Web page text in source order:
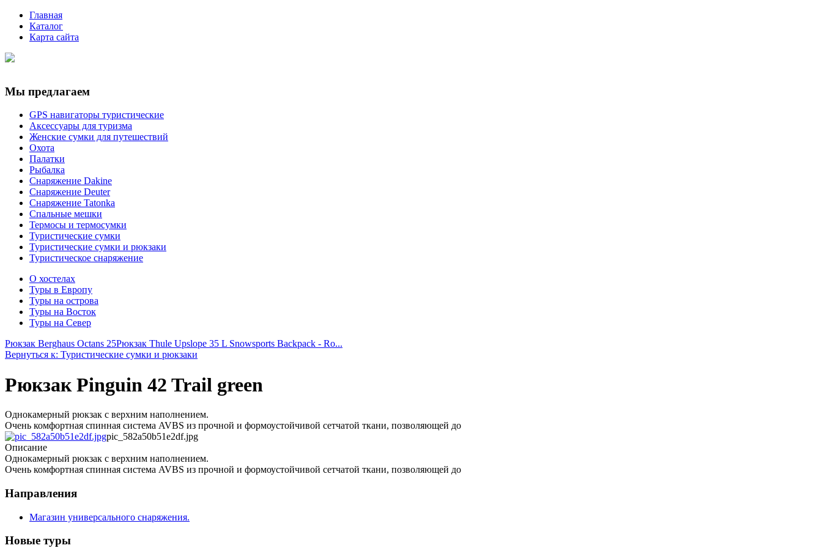
Главная
Каталог
Карта сайта
Мы предлагаем
GPS навигаторы туристические
Аксессуары для туризма
Женские сумки для путешествий
Охота
Палатки
Рыбалка
Снаряжение Dakine
Снаряжение Deuter
Снаряжение Tatonka
Спальные мешки
Термосы и термосумки
Туристические сумки
Туристические сумки и рюкзаки
Туристическое снаряжение
О хостелах
Туры в Европу
Туры на острова
Туры на Восток
Туры на Север
Рюкзак Berghaus Octans 25Рюкзак Thule Upslope 35 L Snowsports Backpack - Ro...
Вернуться к: Туристические сумки и рюкзаки
Рюкзак Pinguin 42 Trail green
Однокамерный рюкзак с верхним наполнением.
Очень комфортная спинная система AVBS из прочной и формоустойчивой сетчатой ткани, позволяющей до
pic_582a50b51e2df.jpg
Описание
Однокамерный рюкзак с верхним наполнением.
Очень комфортная спинная система AVBS из прочной и формоустойчивой сетчатой ткани, позволяющей до
Направления
Магазин универсального снаряжения.
Новые туры